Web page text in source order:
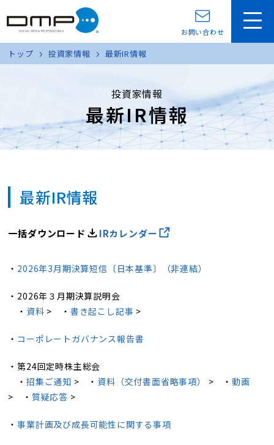
お問い合わせ
トップ 投資家情報 最新IR情報
投資家情報
最新IR情報
最新IR情報
一括ダウンロード IRカレンダー
・ 2026年3月期決算短信〔日本基準〕（非連結）
・2026年３月期決算説明会
・ 資料 > ・ 書き起こし記事 >
・ コーポレートガバナンス報告書
・第24回定時株主総会
・招集ご通知 > ・ 資料（交付書面省略事項） > ・ 動画
> ・ 質疑応答 >
・事業計画及び成長可能性に関する事項